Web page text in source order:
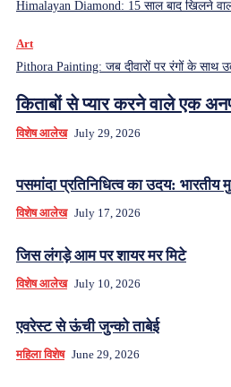
Himalayan Diamond: 15 साल बाद खिलने
Art
Pithora Painting: जब दीवारों पर रंगों के साथ
किताबों से प्यार करने वाले एक
विशेष आलेख July 29, 2026
पसमांदा प्रतिनिधित्व का उदय: भारतीय
विशेष आलेख July 17, 2026
जिस लंगड़े आम पर शायर मर मिटे
विशेष आलेख July 10, 2026
एवरेस्ट से ऊंची जुन्को ताबेई
महिला विशेष June 29, 2026